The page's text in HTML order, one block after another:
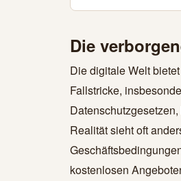
Die
Die digitale Welt
Fallstricke,
Realität sieht oft
kostenlosen